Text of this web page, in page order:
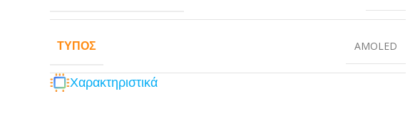
ΤΎΠΟΣ AMOLED
Χαρακτηριστικά